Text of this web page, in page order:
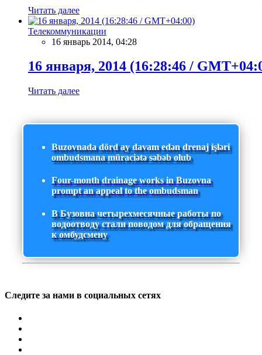
Читать далее
Телекоммуникации
16 январь 2014, 04:28
16 января, 2014 (16:28:46 /
Читать далее
Buzovnada dörd ay davam edən drenaj işləri
ombudsmana müraciətə səbəb olub
Four-month drainage works in Buzovna
prompt an appeal to the ombudsman
В Бузовна четырехмесячные работы по
водоотводу стали поводом для обращения
к омбудсмену
Следите за нами в социальных сетях